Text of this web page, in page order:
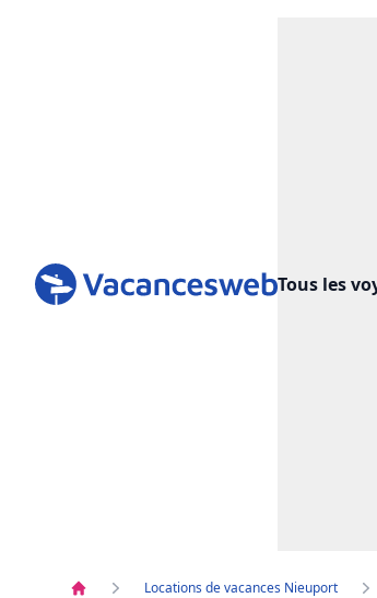
Tous les
Locations de vacances Nieuport